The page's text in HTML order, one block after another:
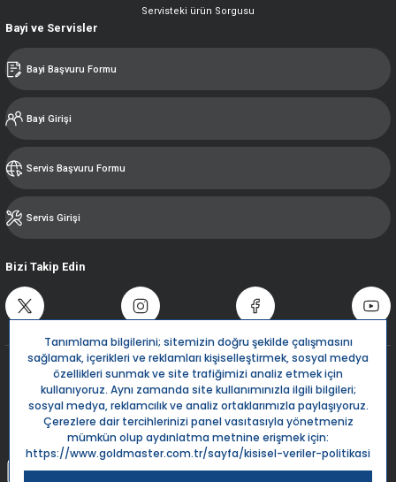
Servisteki ürün Sorgusu
Bayi ve Servisler
Bayi Başvuru Formu
Bayi Girişi
Servis Başvuru Formu
Servis Girişi
Bizi Takip Edin
Destek Hattı
0850 532 5666
Bize Yazın Live Support